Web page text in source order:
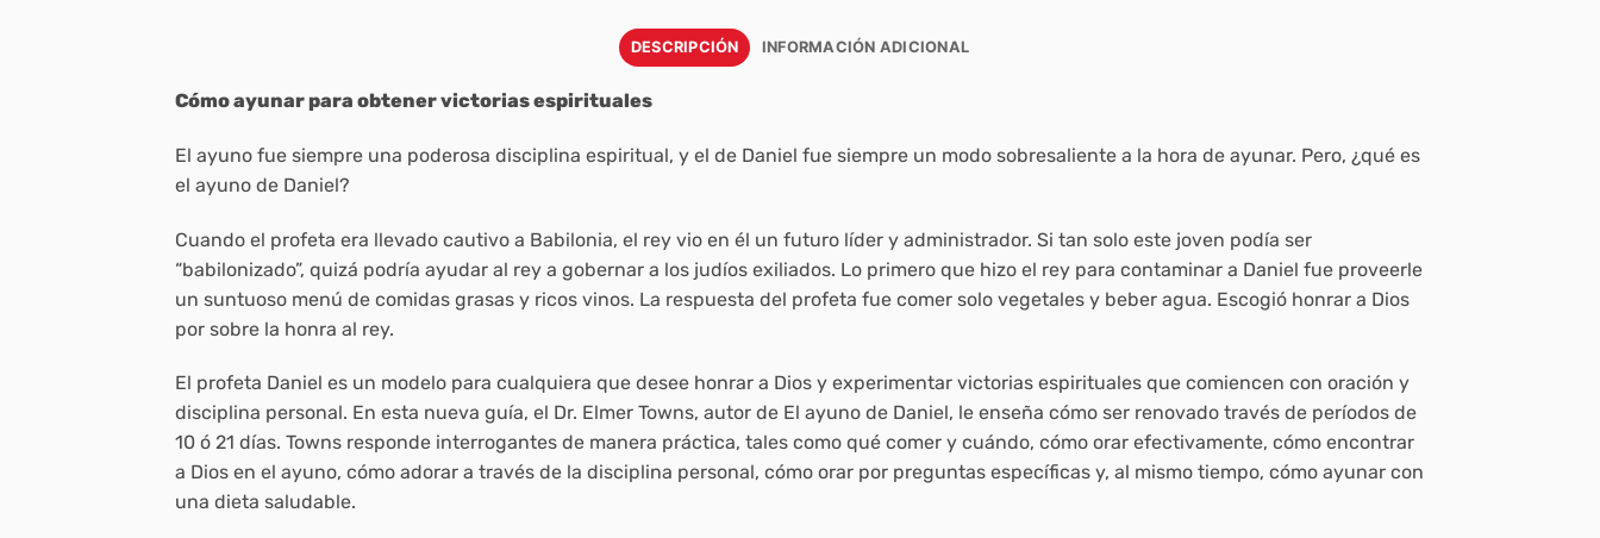
DESCRIPCIÓN INFORMACIÓN ADICIONAL
Cómo ayunar para obtener victorias espirituales
El ayuno fue siempre una poderosa disciplina espiritual, y el de Daniel fue siempre un modo sobresaliente a la hora de ayunar. Pero, ¿qué es
el ayuno de Daniel?
Cuando el profeta era llevado cautivo a Babilonia, el rey vio en él un futuro líder y administrador. Si tan solo este joven podía ser
“babilonizado”, quizá podría ayudar al rey a gobernar a los judíos exiliados. Lo primero que hizo el rey para contaminar a Daniel fue proveerle
un suntuoso menú de comidas grasas y ricos vinos. La respuesta del profeta fue comer solo vegetales y beber agua. Escogió honrar a Dios
por sobre la honra al rey.
El profeta Daniel es un modelo para cualquiera que desee honrar a Dios y experimentar victorias espirituales que comiencen con oración y
disciplina personal. En esta nueva guía, el Dr. Elmer Towns, autor de El ayuno de Daniel, le enseña cómo ser renovado través de períodos de
10 ó 21 días. Towns responde interrogantes de manera práctica, tales como qué comer y cuándo, cómo orar efectivamente, cómo encontrar
a Dios en el ayuno, cómo adorar a través de la disciplina personal, cómo orar por preguntas específicas y, al mismo tiempo, cómo ayunar con
una dieta saludable.